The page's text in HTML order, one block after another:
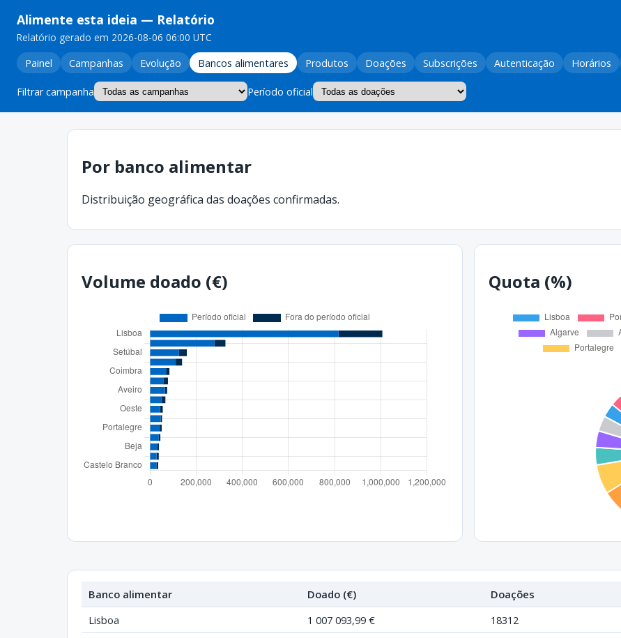
Alimente esta ideia — Relatório
Relatório gerado em 2026-08-06 06:00 UTC
Painel
Campanhas Evolução Bancos alimentares Produtos Doações Subscrições Autenticação Horários
Filtrar campanha Período oficial
Por banco alimentar
Distribuição geográfica das doações confirmadas.
Volume doado (€) Quota (%)
Banco alimentar Doado (€) Doações
Lisboa
1 007 093,99 € 18312